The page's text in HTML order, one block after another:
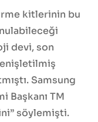
kitlerinin bu
devi, son
Samsung
Başkanı TM
söylemişti.